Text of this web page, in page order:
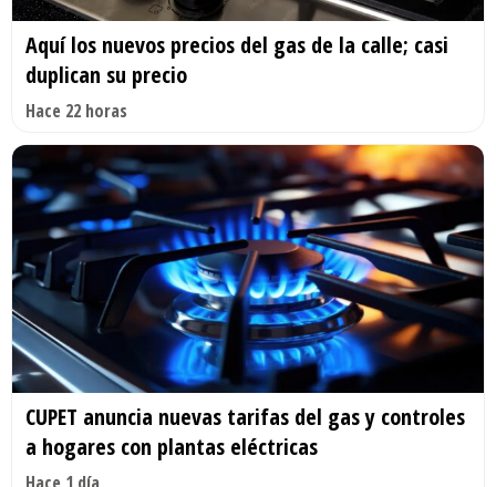
Aquí los nuevos precios del gas de la calle; casi
duplican su precio
Hace 22 horas
CUPET anuncia nuevas tarifas del gas y controles
a hogares con plantas eléctricas